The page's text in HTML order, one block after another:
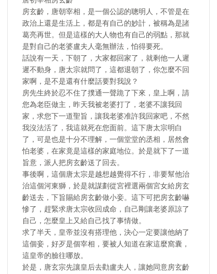
房玄齡，唐朝宰相，是一個公認的聰明人，不管是在
政治上還是生活上，都是有自己的妙計，被稱為是諸
葛亮再世。但是這樣的大人物也有自己的弱點，那就
是對自己的老婆盧夫人毫無辦法，怕得要死。
話說有一天，下朝了，大家都回家了，就剩他一人遲
遲不動身，唐太宗就問了，這都退朝了，你怎麼不回
家啊，是不是還有什麼話要對我說？
房先生終於忍不住了撲通一聲跪了下來，皇上啊，請
您為老臣做主，昨天我被老婆打了，老婆不讓我回
家，求您下一道聖旨，讓我老婆准許我回家吧，不然
我沒法活了，我這就死在您面前。這下唐太宗明白
了，可是也是十分不理解，一個堂堂的丞相，居然會
怕老婆，在家竟是這樣的家庭地位。於是就下了一道
旨意，派人把房玄齡送了回去。
事後啊，這個唐太宗是越想越覺得不行，非要幫他治
治這個河東獅，於是就謀劃從宮裡選兩個宮女給房玄
齡送去，下旨賜給房玄齡做小妾。這下可把房玄齡嚇
慘了，趕緊求唐太宗收回成命，自己剛讓老婆原諒了
自己，怎麼皇上又給自己找了事情做。
求了半天，皇帝並沒有搭理他，決心一定要讓他納了
這個妾，好歹是個宰相，要被人知道在家這麼窩囊，
這皇帝的臉往哪放。
於是，唐玄宗先讓皇后去勸盧夫人，讓她同意房玄齡